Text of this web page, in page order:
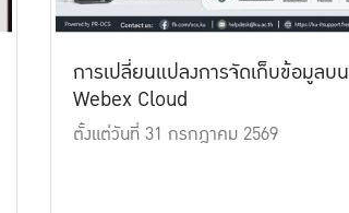
การเปลี่ยนแปลงการจัดเก็บข้อมูลบน
Webex Cloud
ตั้งแต่วันที่ 31 กรกฎาคม 2569